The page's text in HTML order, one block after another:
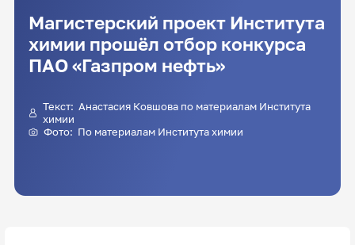
Магистерский проект Института
химии прошёл отбор конкурса
ПАО «Газпром нефть»
Текст: Анастасия Ковшова по материалам Института
химии
Фото: По материалам Института химии